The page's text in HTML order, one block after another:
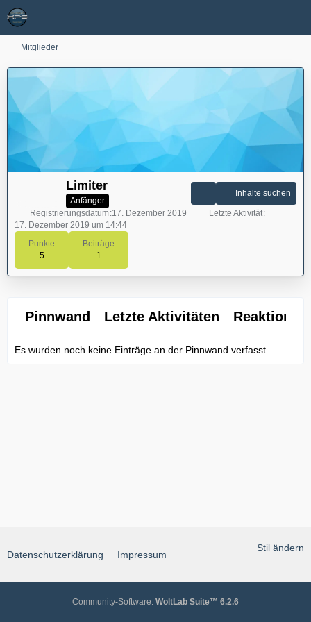
Mitglieder
Limiter
Anfänger
Punkte
5
Beiträge
1
Inhalte suchen
Registrierungsdatum 17. Dezember 2019
Letzte Aktivität
17. Dezember 2019 um 14:44
Pinnwand Letzte Aktivitäten Reaktionen
Es wurden noch keine Einträge an der Pinnwand verfasst.
Stil ändern
Datenschutzerklärung Impressum
Community-Software: WoltLab Suite™ 6.2.6